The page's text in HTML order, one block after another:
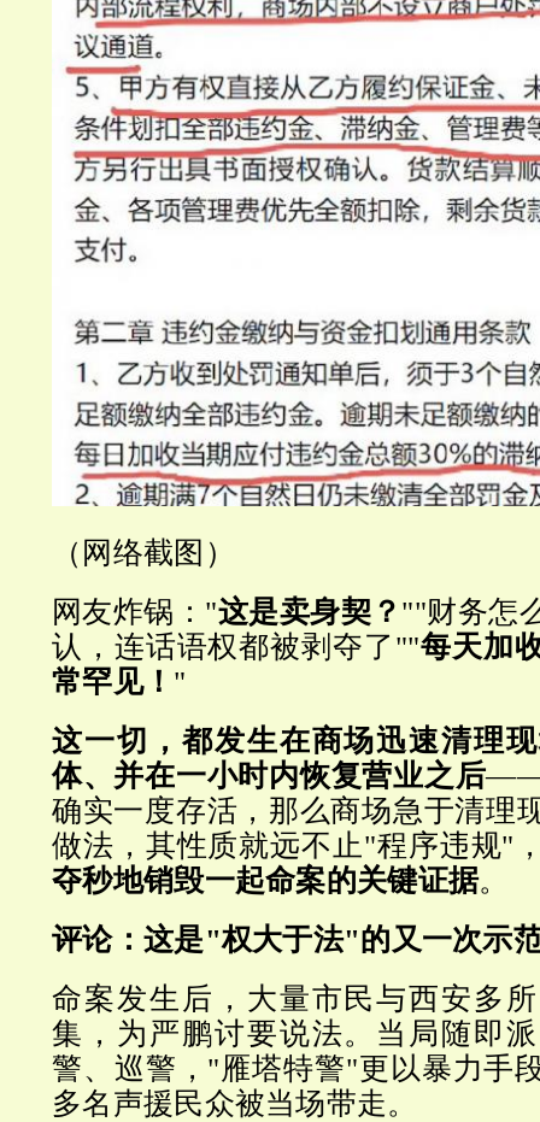
（网络截图）
网友炸锅："这是卖身契？ ""财务怎
认，连话语权都被剥夺了""每天加
常罕见！ "
这一切，都发生在商场迅速清理
体、并在一小时内恢复营业之后——
确实一度存活，那么商场急于清理
做法，其性质就远不止"程序违规"
夺秒地销毁一起命案的关键证据。
评论：这是"权大于法"的又一次示
命案发生后，大量市民与西安多
集，为严鹏讨要说法。当局随即
警、巡警，"雁塔特警"更以暴力手
多名声援民众被当场带走。